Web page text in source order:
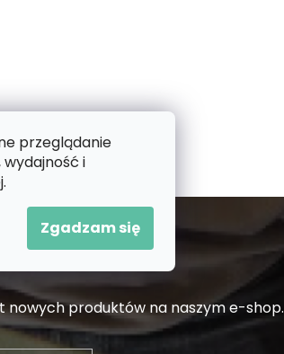
przeglądanie
i
Zgadzam się
nowych produktów na naszym e-shop.